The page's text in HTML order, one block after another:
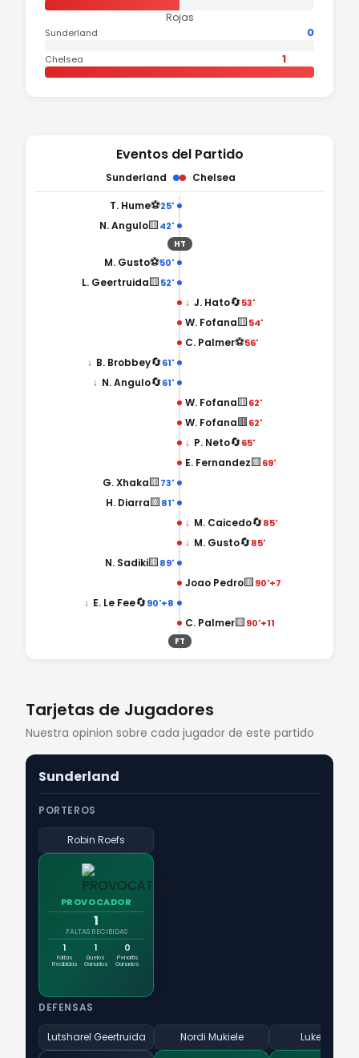
Rojas
Sunderland 0
Chelsea 1
Eventos del Partido
Sunderland Chelsea
25'
⚽
T. Hume
42'
🟨
N. Angulo
HT
50'
⚽
M. Gusto
52'
🟨
L. Geertruida
↓ J. Hato🔄53'
W. Fofana🟨54'
C. Palmer⚽56'
61'
🔄
↓ B. Brobbey
61'
🔄
↓ N. Angulo
W. Fofana🟨62'
W. Fofana🟥62'
↓ P. Neto🔄65'
E. Fernandez🟨69'
73'
🟨
G. Xhaka
81'
🟨
H. Diarra
↓ M. Caicedo🔄85'
↓ M. Gusto🔄85'
89'
🟨
N. Sadiki
Joao Pedro🟨90'+7
90'+8
🔄
↓ E. Le Fee
C. Palmer🟨90'+11
FT
Tarjetas de Jugadores
Nuestra opinion sobre cada jugador de este partido
Sunderland
PORTEROS
Robin Roefs
PROVOCADOR
1
FALTAS RECIBIDAS
1
Faltas
Recibidas
1
Duelos
Ganados
0
Penaltis
Ganados
DEFENSAS
Lutsharel Geertruida Nordi Mukiele Luke O'Nien